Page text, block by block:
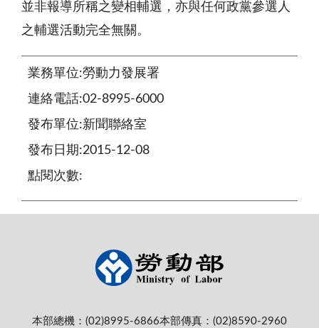
並非報導所稱之變相輔選，亦與任何政黨參選人
之輔選活動完全無關。
業務單位:勞動力發展署
連絡電話:02-8995-6000
發布單位:新聞聯絡室
發布日期:2015-12-08
點閱次數:
本部總機：(02)8995-6866本部傳真：(02)8590-2960